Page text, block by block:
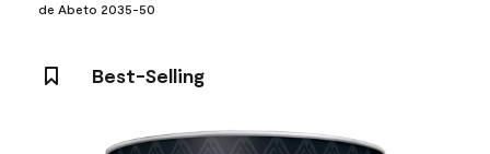
de Abeto 2035-50
Best-Selling